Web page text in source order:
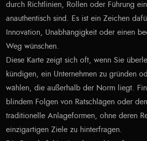
durch Richtlinien, Rollen oder Führung
anauthentisch sind. Es ist ein Zeichen
Innovation, Unabhängigkeit oder einen
Weg wünschen.
Diese Karte zeigt sich oft, wenn Sie
kündigen, ein Unternehmen zu gründen
wählen, die außerhalb der Norm liegt.
blindem Folgen von Ratschlägen oder
traditionelle Anlageformen, ohne deren
einzigartigen Ziele zu hinterfragen.